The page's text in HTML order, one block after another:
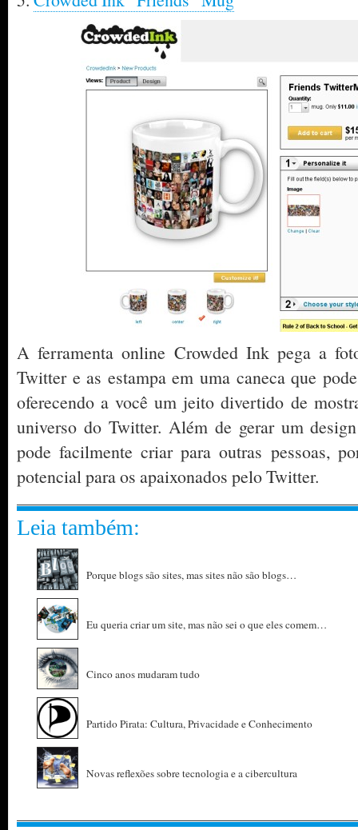
A ferramenta online Crowded Ink pega a
Twitter e as estampa em uma caneca que
oferecendo a você um jeito divertido de
universo do Twitter. Além de gerar um
pode facilmente criar para outras pessoas,
potencial para os apaixonados pelo Twitter.
Leia também:
Porque blogs são sites, mas sites não são blogs…
Eu queria criar um site, mas não sei o que eles comem…
Cinco anos mudaram tudo
Partido Pirata: Cultura, Privacidade e Conhecimento
Novas reflexões sobre tecnologia e a cibercultura